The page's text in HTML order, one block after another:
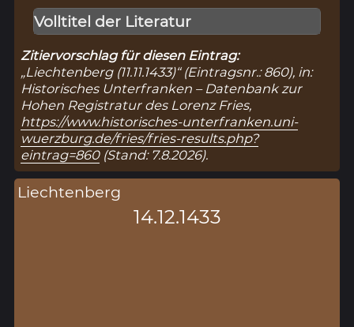
Volltitel der Literatur
Zitiervorschlag für diesen Eintrag:
„Liechtenberg (11.11.1433)“ (Eintragsnr.: 860), in:
Historisches Unterfranken – Datenbank zur
Hohen Registratur des Lorenz Fries,
https://www.historisches-unterfranken.uni-
wuerzburg.de/fries/fries-results.php?
eintrag=860(Stand: 7.8.2026).
Liechtenberg
14.12.1433